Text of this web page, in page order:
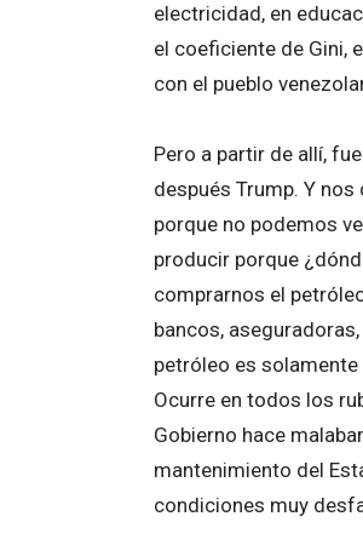
electricidad, en
el coeficiente de Gini,
con el pueblo
Pero a partir de allí,
después Trump. Y
porque no podemos
producir porque
comprarnos el
bancos,
petróleo es
Ocurre en todos los
Gobierno hace
mantenimiento del
condiciones muy